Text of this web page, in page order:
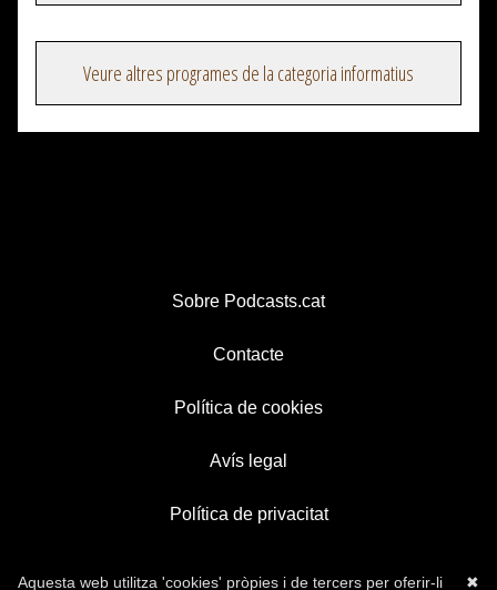
Veure altres programes de la categoria informatius
Sobre Podcasts.cat
Contacte
Política de cookies
Avís legal
Política de privacitat
✖
Aquesta web utilitza 'cookies' pròpies i de tercers per oferir-li